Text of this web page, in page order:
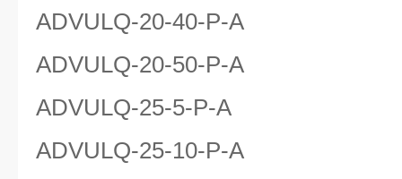
ADVULQ-20-40-P-A
ADVULQ-20-50-P-A
ADVULQ-25-5-P-A
ADVULQ-25-10-P-A